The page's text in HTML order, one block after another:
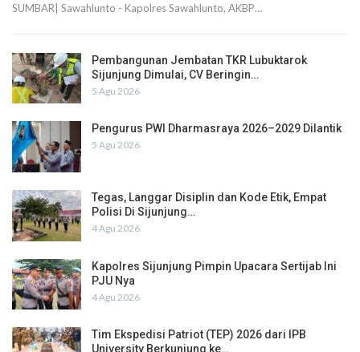
SUMBAR| Sawahlunto - Kapolres Sawahlunto, AKBP…
Pembangunan Jembatan TKR Lubuktarok
Sijunjung Dimulai, CV Beringin…
5 Agu 2026
Pengurus PWI Dharmasraya 2026–2029 Dilantik
5 Agu 2026
Tegas, Langgar Disiplin dan Kode Etik, Empat
Polisi Di Sijunjung…
4 Agu 2026
Kapolres Sijunjung Pimpin Upacara Sertijab Ini
PJU Nya
4 Agu 2026
Tim Ekspedisi Patriot (TEP) 2026 dari IPB
University Berkunjung ke…